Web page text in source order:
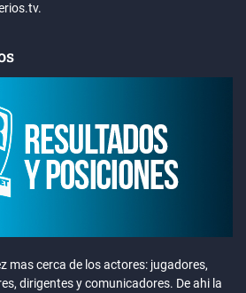
mas cerca de los actores: jugadores,
dirigentes y comunicadores. De ahi la